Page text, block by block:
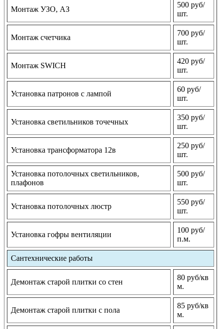
Монтаж УЗО, АЗ
500 руб/
шт.
Монтаж счетчика
700 руб/
шт.
Монтаж SWICH
420 руб/
шт.
Установка патронов с лампой
60 руб/
шт.
Установка светильников точечных
350 руб/
шт.
Установка трансформатора 12в
250 руб/
шт.
Установка потолочных светильников,
плафонов
500 руб/
шт.
Установка потолочных люстр
550 руб/
шт.
Установка гофры вентиляции
100 руб/
п.м.
Сантехнические работы
Демонтаж старой плитки со стен
80 руб/кв
м.
Демонтаж старой плитки с пола
85 руб/кв
м.